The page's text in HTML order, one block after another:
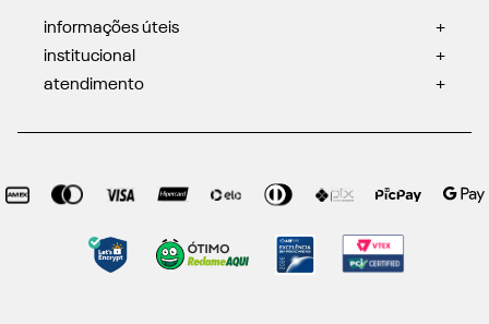
informações úteis
+
institucional
+
atendimento
+